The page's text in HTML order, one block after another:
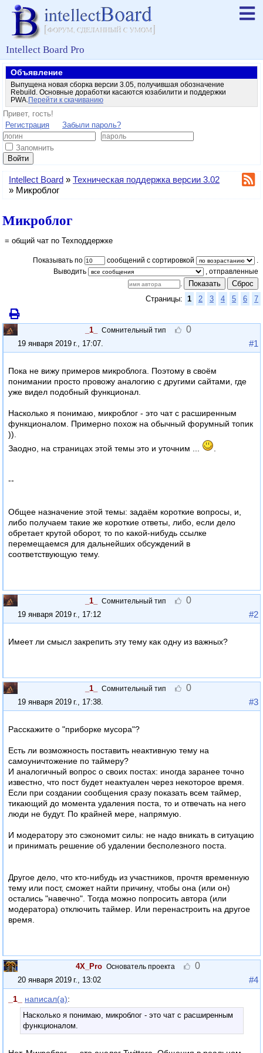
Intellect Board Pro
Объявление
Выпущена новая сборка версии 3.05, получившая обозначение
Rebuild. Основные доработки касаются юзабилити и поддержки
PWA. Перейти к скачиванию
Привет, гость!
Регистрация
Забыли пароль?
Запомнить
Войти
Intellect Board » Техническая поддержка версии 3.02
» Микроблог
Микроблог
= общий чат по Техподдержке
Показывать по сообщений с сортировкой
Выводить
Показать
Сброс
Страницы: 1 2 3 4 5 6 7
_1_ Сомнительный тип 0
19 января 2019 г., 17:07 #1
Пока не вижу примеров микроблога. Поэтому в своём
понимании просто провожу аналогию с другими сайтами, где
уже видел подобный функционал.
Насколько я понимаю, микроблог - это чат с расширенным
функционалом. Примерно похож на обычный форумный топик
)).
Заодно, на страницах этой темы это и уточним ...
--
Общее назначение этой темы: задаём короткие вопросы, и,
либо получаем такие же короткие ответы, либо, если дело
обретает крутой оборот, то по какой-нибудь ссылке
перемещаемся для дальнейших обсуждений в
соответствующую тему.
_1_ Сомнительный тип 0
19 января 2019 г., 17:12 #2
Имеет ли смысл закрепить эту тему как одну из важных?
_1_ Сомнительный тип 0
19 января 2019 г., 17:38. #3
Расскажите о "приборке мусора"?
Есть ли возможность поставить неактивную тему на
самоуничтожение по таймеру?
И аналогичный вопрос о своих постах: иногда заранее точно
известно, что пост будет неактуален через некоторое время.
Если при создании сообщения сразу показать всем таймер,
тикающий до момента удаления поста, то и отвечать на него
люди не будут. По крайней мере, напрямую.
И модератору это сэкономит силы: не надо вникать в ситуацию
и принимать решение об удалении бесполезного поста.
Другое дело, что кто-нибудь из участников, прочтя временную
тему или пост, сможет найти причину, чтобы она (или он)
остались "навечно". Тогда можно попросить автора (или
модератора) отключить таймер. Или перенастроить на другое
время.
4X_Pro Основатель проекта 0
20 января 2019 г., 13:02 #4
_1_ написал(а):
Насколько я понимаю, микроблог - это чат с расширенным
функционалом.